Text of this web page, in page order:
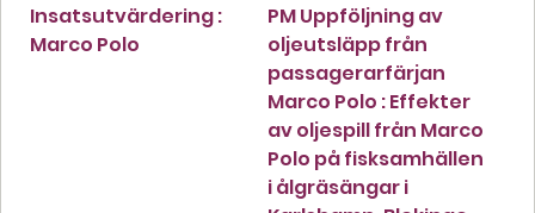
Insatsutvärdering :
Marco Polo
PM Uppföljning av
oljeutsläpp från
passagerarfärjan
Marco Polo : Effekter
av oljespill från Marco
Polo på fisksamhällen
i ålgräsängar i